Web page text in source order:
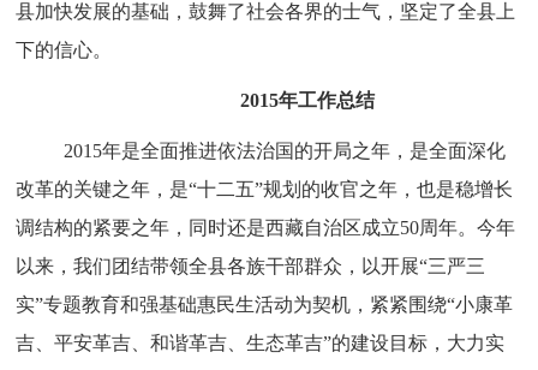
县加快发展的基础，鼓舞了社会各界的士气，坚定了全县上
下的信心。
2015年工作总结
2015年是全面推进依法治国的开局之年，是全面深化
改革的关键之年，是“十二五”规划的收官之年，也是稳增长
调结构的紧要之年，同时还是西藏自治区成立50周年。今年
以来，我们团结带领全县各族干部群众，以开展“三严三
实”专题教育和强基础惠民生活动为契机，紧紧围绕“小康革
吉、平安革吉、和谐革吉、生态革吉”的建设目标，大力实